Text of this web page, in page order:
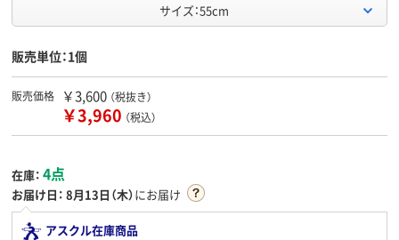
サイズ：55cm
販売単位：1個
販売価格 ￥3,600 （税抜き）
￥3,960 （税込）
在庫： 4点
お届け日： 8月13日（木）にお届け
アスクル在庫商品